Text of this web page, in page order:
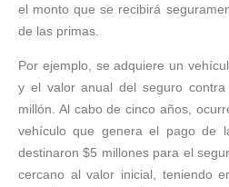
el monto que se recibirá
de las primas.
Por ejemplo, se adquiere un
y el valor anual del seguro
millón. Al cabo de cinco años,
vehículo que genera el pago de
destinaron $5 millones para el
cercano al valor inicial, teniendo